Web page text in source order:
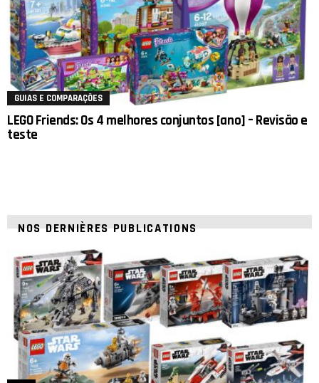
GUIAS E COMPARAÇÕES
LEGO Friends: Os 4 melhores conjuntos [ano] – Revisão e
teste
NOS DERNIÈRES PUBLICATIONS